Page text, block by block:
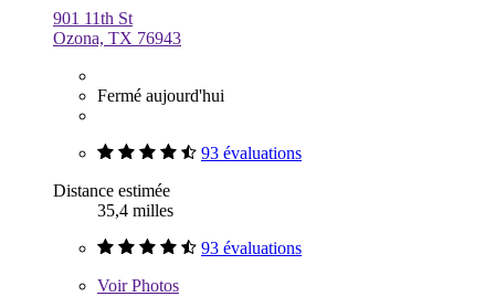
901 11th St
Ozona, TX 76943
Fermé aujourd'hui
93 évaluations
Distance estimée
35,4 milles
93 évaluations
VoirPhotos